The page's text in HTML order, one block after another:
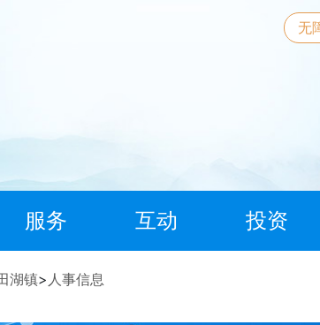
无
服务 互动 投资
湖镇> 人事信息